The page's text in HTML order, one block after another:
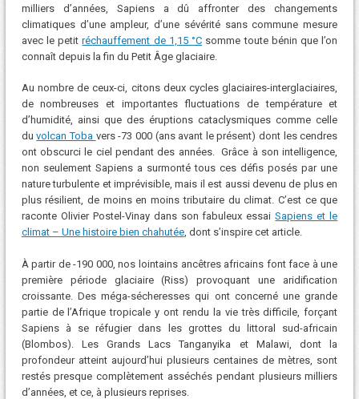
milliers d’années, Sapiens a dû affronter des changements
climatiques d’une ampleur, d’une sévérité sans commune mesure
avec le petitréchauffement de 1,15 °C somme toute bénin que l’on
connaît depuis la fin du Petit Âge glaciaire.
Au nombre de ceux-ci, citons deux cycles glaciaires-interglaciaires,
de nombreuses et importantes fluctuations de température et
d’humidité, ainsi que des éruptions cataclysmiques comme celle
duvolcan Toba vers -73 000 (ans avant le présent) dont les cendres
ont obscurci le ciel pendant des années. Grâce à son intelligence,
non seulement Sapiens a surmonté tous ces défis posés par une
nature turbulente et imprévisible, mais il est aussi devenu de plus en
plus résilient, de moins en moins tributaire du climat. C’est ce que
raconte Olivier Postel-Vinay dans son fabuleux essaiSapiens et le
climat – Une histoire bien chahutée, dont s’inspire cet article.
À partir de -190 000, nos lointains ancêtres africains font face à une
première période glaciaire (Riss) provoquant une aridification
croissante. Des méga-sécheresses qui ont concerné une grande
partie de l’Afrique tropicale y ont rendu la vie très difficile, forçant
Sapiens à se réfugier dans les grottes du littoral sud-africain
(Blombos). Les Grands Lacs Tanganyika et Malawi, dont la
profondeur atteint aujourd’hui plusieurs centaines de mètres, sont
restés presque complètement asséchés pendant plusieurs milliers
d’années, et ce, à plusieurs reprises.